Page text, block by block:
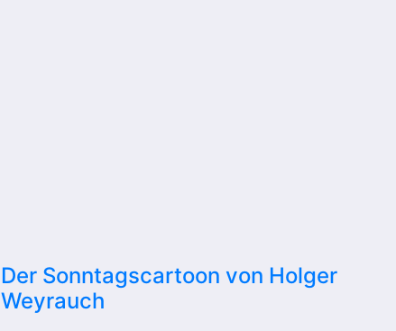
Der Sonntagscartoon von Holger
Weyrauch